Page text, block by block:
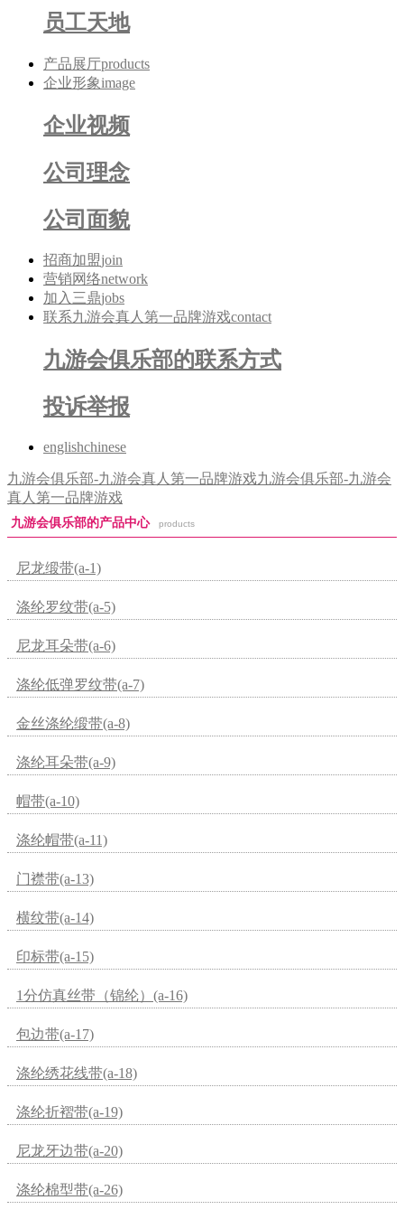
员工天地
产品展厅products
企业形象image
企业视频
公司理念
公司面貌
招商加盟join
营销网络network
加入三鼎jobs
联系九游会真人第一品牌游戏contact
九游会俱乐部的联系方式
投诉举报
englishchinese
九游会俱乐部-九游会真人第一品牌游戏九游会俱乐部-九游会
真人第一品牌游戏
九游会俱乐部的产品中心 products
尼龙缎带(a-1)
涤纶罗纹带(a-5)
尼龙耳朵带(a-6)
涤纶低弹罗纹带(a-7)
金丝涤纶缎带(a-8)
涤纶耳朵带(a-9)
帽带(a-10)
涤纶帽带(a-11)
门襟带(a-13)
横纹带(a-14)
印标带(a-15)
1分仿真丝带（锦纶）(a-16)
包边带(a-17)
涤纶绣花线带(a-18)
涤纶折褶带(a-19)
尼龙牙边带(a-20)
涤纶棉型带(a-26)